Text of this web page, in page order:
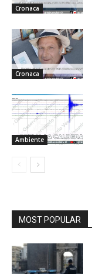
Cronaca
Cronaca
Ambiente
MOST POPULAR